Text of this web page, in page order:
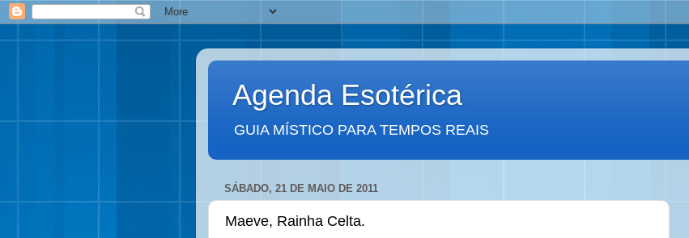
Agenda Esotérica
GUIA MÍSTICO PARA TEMPOS REAIS
SÁBADO, 21 DE MAIO DE 2011
Maeve, Rainha Celta.